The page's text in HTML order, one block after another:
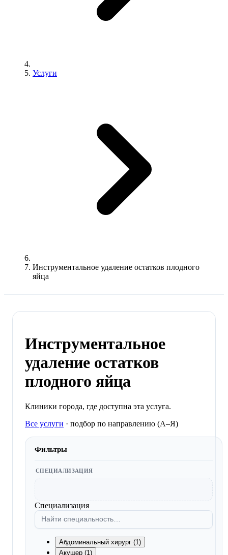
Услуги
Инструментальное удаление остатков плодного
яйца
Инструментальное
удаление остатков
плодного яйца
Клиники города, где доступна эта услуга.
Все услуги · подбор по направлению (A–Я)
Фильтры
СПЕЦИАЛИЗАЦИЯ
Специализация
Абдоминальный хирург (1)
Акушер (1)